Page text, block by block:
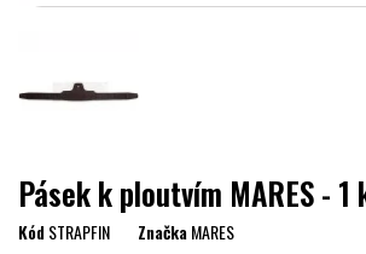
Pásek k ploutvím MARES - 1
KódSTRAPFIN ZnačkaMARES